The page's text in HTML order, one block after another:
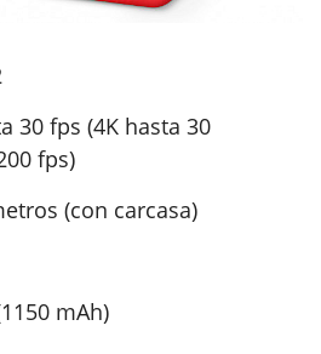
30 fps (4K hasta 30
fps)
(con carcasa)
mAh)